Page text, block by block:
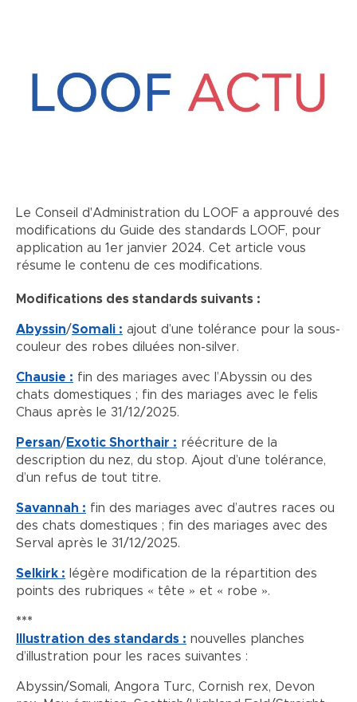
Le Conseil d'Administration du LOOF a approuvé des
modifications du Guide des standards LOOF, pour
application au 1er janvier 2024. Cet article vous
résume le contenu de ces modifications.
Modifications des standards suivants :
Abyssin/Somali : ajout d’une tolérance pour la sous-
couleur des robes diluées non-silver.
Chausie : fin des mariages avec l’Abyssin ou des
chats domestiques ; fin des mariages avec le felis
Chaus après le 31/12/2025.
Persan/ Exotic Shorthair : réécriture de la
description du nez, du stop. Ajout d’une tolérance,
d’un refus de tout titre.
Savannah : fin des mariages avec d’autres races ou
des chats domestiques ; fin des mariages avec des
Serval après le 31/12/2025.
Selkirk : légère modification de la répartition des
points des rubriques « tête » et « robe ».
***
Illustration des standards : nouvelles planches
d’illustration pour les races suivantes :
Abyssin/Somali, Angora Turc, Cornish rex, Devon